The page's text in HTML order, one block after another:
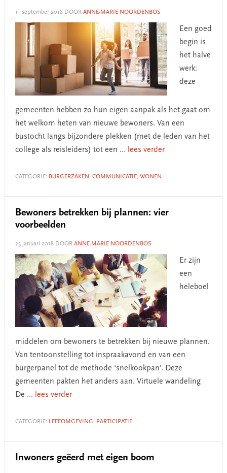
11 september 2018DOOR ANNE-MARIE NOORDENBOS
Een goed
begin is
het halve
werk:
deze
gemeenten hebben zo hun eigen aanpak als het gaat om
het welkom heten van nieuwe bewoners. Van een
bustocht langs bijzondere plekken (met de leden van het
college als reisleiders) tot een ... lees verder
CATEGORIE: BURGERZAKEN , COMMUNICATIE, WONEN
Bewoners betrekken bij plannen: vier
voorbeelden
23 januari 2018DOOR ANNE-MARIE NOORDENBOS
Er zijn
een
heleboel
middelen om bewoners te betrekken bij nieuwe plannen.
Van tentoonstelling tot inspraakavond en van een
burgerpanel tot de methode ‘snelkookpan’. Deze
gemeenten pakten het anders aan. Virtuele wandeling
De ... lees verder
CATEGORIE: LEEFOMGEVING, PARTICIPATIE
Inwoners geëerd met eigen boom